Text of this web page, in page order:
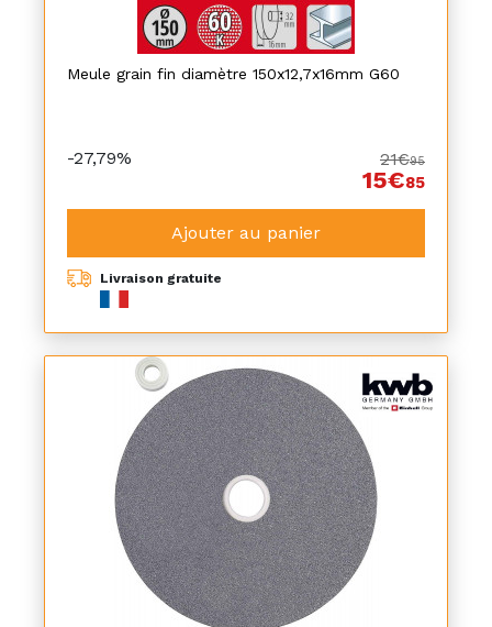
Meule grain fin diamètre 150x12,7x16mm G60
-27,79% 21€95
15€85
Ajouter au panier
Livraison gratuite